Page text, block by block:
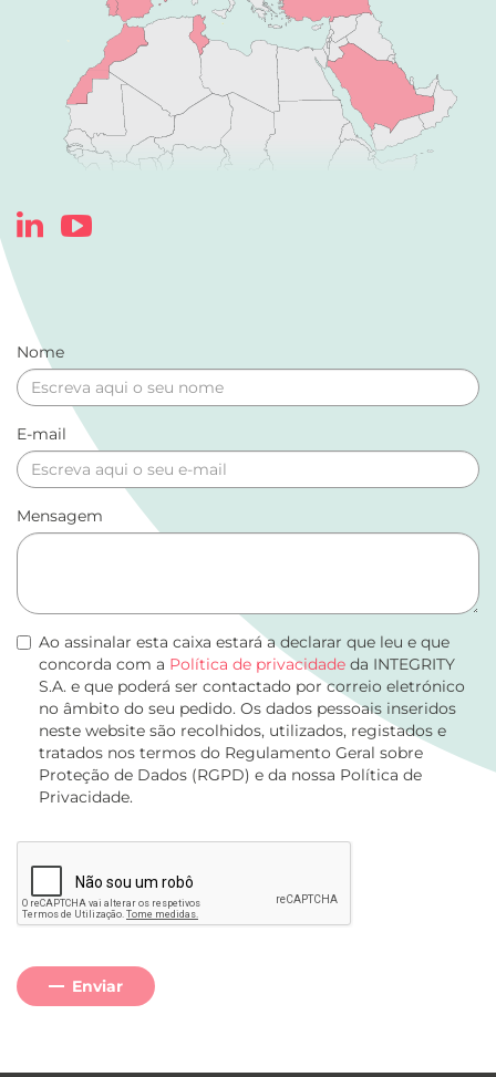
Nome
E-mail
Mensagem
Ao assinalar esta caixa estará a declarar que leu e que
concorda com a Política de privacidade da INTEGRITY
S.A. e que poderá ser contactado por correio eletrónico
no âmbito do seu pedido. Os dados pessoais inseridos
neste website são recolhidos, utilizados, registados e
tratados nos termos do Regulamento Geral sobre
Proteção de Dados (RGPD) e da nossa Política de
Privacidade.
Enviar